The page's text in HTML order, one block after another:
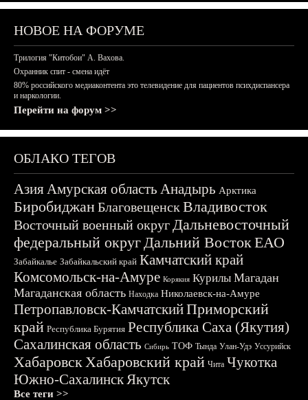
НОВОЕ НА ФОРУМЕ
Трилогия "Китобои" А. Вахова.
Охранник спит - смена идёт
80% российского медиаконтента это телевидение для пациентов психдиспансера
и наркологии.
Перейти на форум >>
ОБЛАКО ТЕГОВ
АзияАмурская область Анадырь Арктика
БиробиджанБлаговещенскВладивосток
Восточный военный округДальневосточный
федеральный округДальний ВостокЕАО
Забайкалье Забайкальский край Камчатский край
Комсомольск-на-Амуре Корякия Курилы Магадан
Магаданская область Находка Николаевск-на-Амуре
Петропавловск-КамчатскийПриморский
край Республика Бурятия Республика Саха (Якутия)
Сахалинская область Сибирь ТОФ Тында Улан-Удэ Уссурийск
ХабаровскХабаровский край Чита Чукотка
Южно-СахалинскЯкутск
Все теги >>